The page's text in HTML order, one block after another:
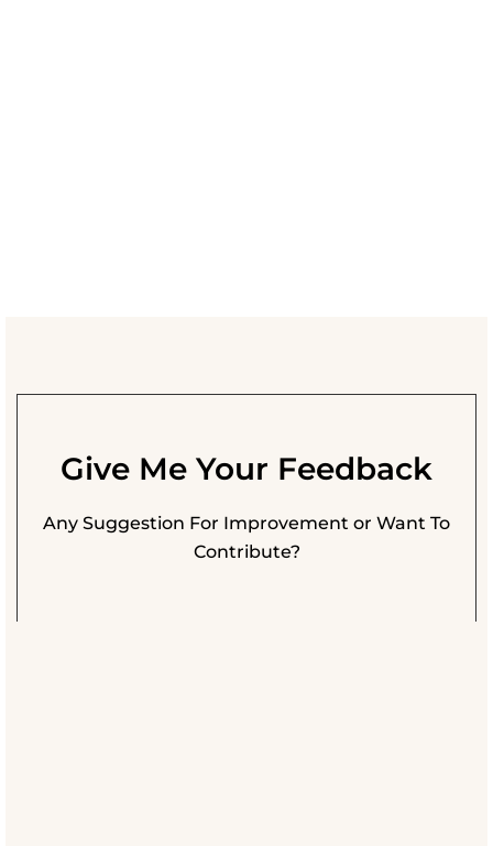
Give Me Your Feedback
Any Suggestion For Improvement or Want To
Contribute?